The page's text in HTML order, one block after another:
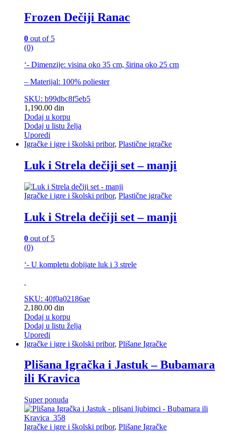
Frozen Dečiji Ranac
0 out of 5
(0)
‘- Dimenzije: visina oko 35 cm, širina oko 25 cm
– Materijal: 100% poliester
SKU: b99dbc8f5eb5
1,190.00 din
Dodaj u korpu
Dodaj u listu želja
Uporedi
Igračke i igre i školski pribor, Plastične igračke
Luk i Strela dečiji set – manji
Igračke i igre i školski pribor, Plastične igračke
Luk i Strela dečiji set – manji
0 out of 5
(0)
‘- U kompletu dobijate luk i 3 strele
SKU: 40f0a02186ae
2,180.00 din
Dodaj u korpu
Dodaj u listu želja
Uporedi
Igračke i igre i školski pribor, Plišane Igračke
Plišana Igračka i Jastuk – Bubamara
ili Kravica
Super ponuda
Igračke i igre i školski pribor, Plišane Igračke